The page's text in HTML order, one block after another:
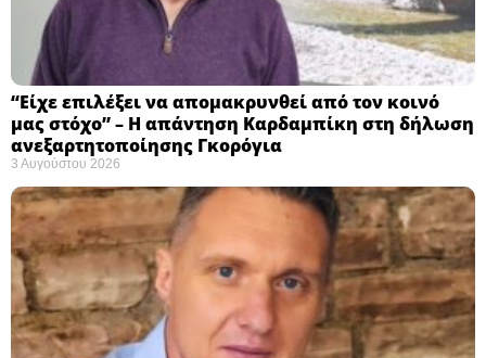
“Είχε επιλέξει να απομακρυνθεί από τον κοινό
μας στόχο” – Η απάντηση Καρδαμπίκη στη δήλωση
ανεξαρτητοποίησης Γκορόγια
3 Αυγούστου 2026